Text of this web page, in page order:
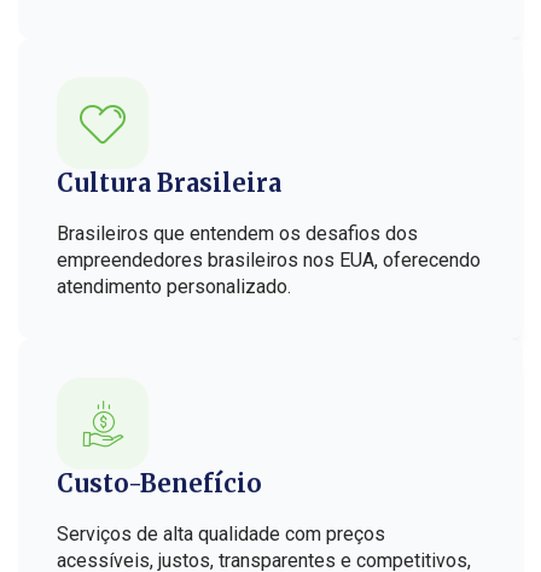
Cultura Brasileira
Brasileiros que entendem os desafios dos
empreendedores brasileiros nos EUA, oferecendo
atendimento personalizado.
Custo-Benefício
Serviços de alta qualidade com preços
acessíveis, justos, transparentes e competitivos,